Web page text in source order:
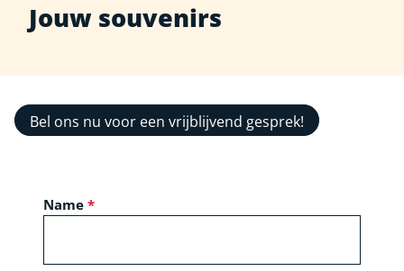
Jouw souvenirs
Bel ons nu voor een vrijblijvend gesprek!
Name